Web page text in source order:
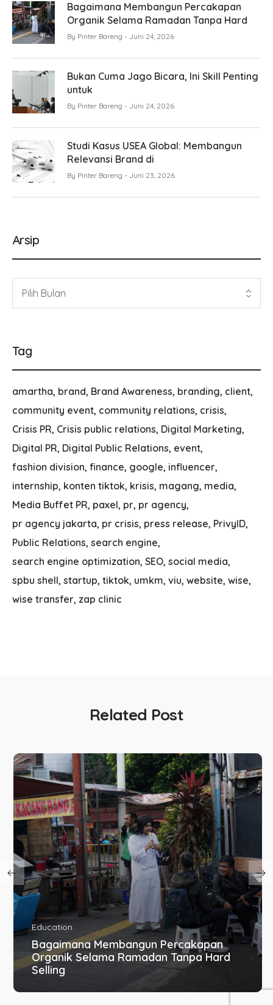
Bagaimana Membangun Percakapan
Organik Selama Ramadan Tanpa Hard
By Pinter Bareng Juni 24, 2026
Bukan Cuma Jago Bicara, Ini Skill Penting
untuk
By Pinter Bareng Juni 24, 2026
Studi Kasus USEA Global: Membangun
Relevansi Brand di
By Pinter Bareng Juni 23, 2026
Arsip
Tag
amartha brand Brand Awareness branding client
community event community relations crisis
Crisis PR Crisis public relations Digital Marketing
Digital PR Digital Public Relations event
fashion division finance google influencer
internship konten tiktok krisis magang media
Media Buffet PR paxel pr pr agency
pr agency jakarta pr crisis press release PrivyID
Public Relations search engine
search engine optimization SEO social media
spbu shell startup tiktok umkm viu website wise
wise transfer zap clinic
Related Post
Education
Bagaimana Membangun Percakapan
Organik Selama Ramadan Tanpa Hard
Selling